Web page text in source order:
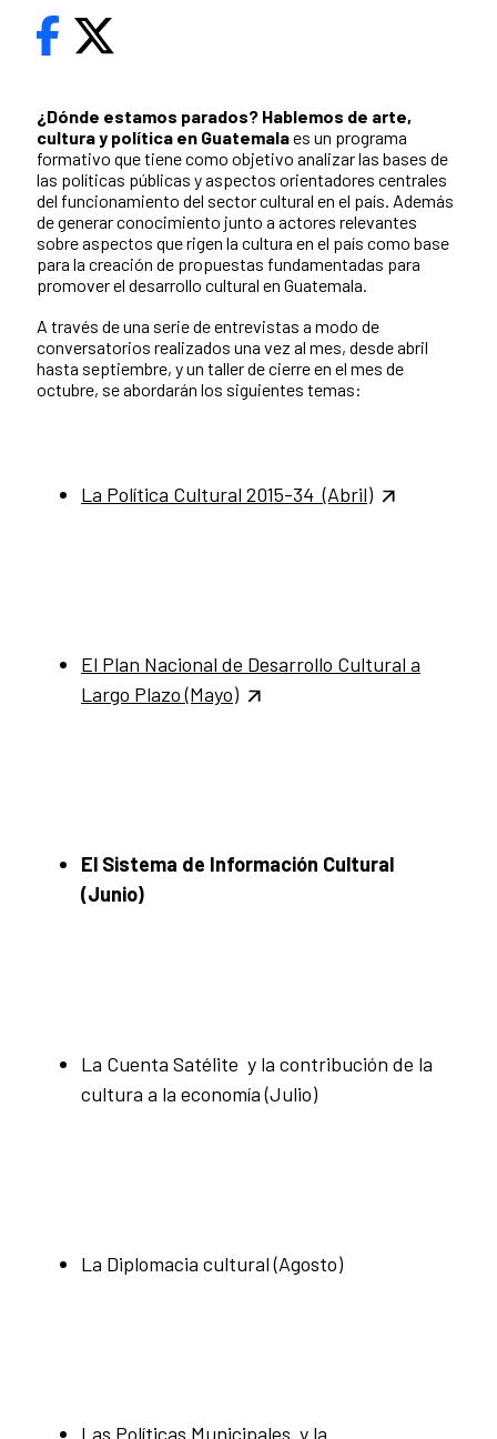
¿Dónde estamos parados? Hablemos de arte,
cultura y política en Guatemalaes un programa
formativo que tiene como objetivo analizar las bases de
las políticas públicas y aspectos orientadores centrales
del funcionamiento del sector cultural en el país. Además
de generar conocimiento junto a actores relevantes
sobre aspectos que rigen la cultura en el país como base
para la creación de propuestas fundamentadas para
promover el desarrollo cultural en Guatemala.
A través de una serie de entrevistas a modo de
conversatorios realizados una vez al mes, desde abril
hasta septiembre, y un taller de cierre en el mes de
octubre, se abordarán los siguientes temas:
La Política Cultural 2015-34 (Abril)
El Plan Nacional de Desarrollo Cultural a
Largo Plazo (Mayo)
El Sistema de Información Cultural
(Junio)
La Cuenta Satélite y la contribución de la
cultura a la economía (Julio)
La Diplomacia cultural (Agosto)
Las Políticas Municipales y la